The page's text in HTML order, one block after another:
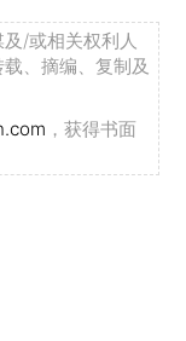
/或相关权利人
、摘编、复制及
，获得书面